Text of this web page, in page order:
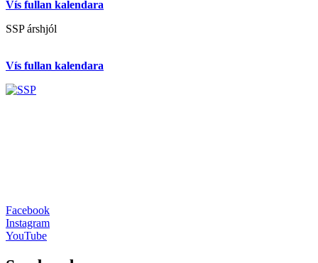
Vís fullan kalendara
SSP árshjól
Vís fullan kalendara
Facebook
Instagram
YouTube